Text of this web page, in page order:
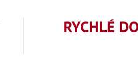
RYCHLÉ